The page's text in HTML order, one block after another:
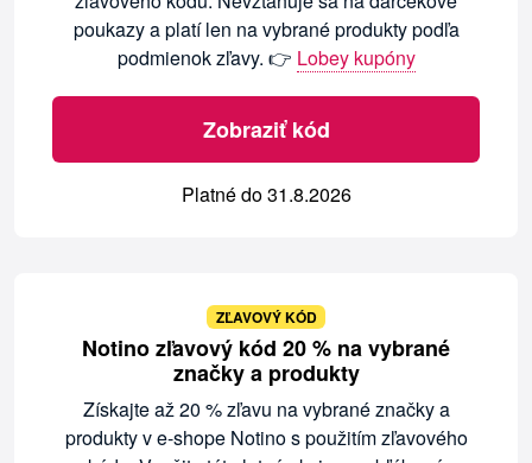
poukazy a platí len na vybrané produkty podľa
podmienok zľavy. 👉 Lobey kupóny
Zobraziť kód
Platné do 31.8.2026
ZĽAVOVÝ KÓD
Notino zľavový kód 20 % na vybrané
značky a produkty
Získajte až 20 % zľavu na vybrané značky a
produkty v e-shope Notino s použitím zľavového